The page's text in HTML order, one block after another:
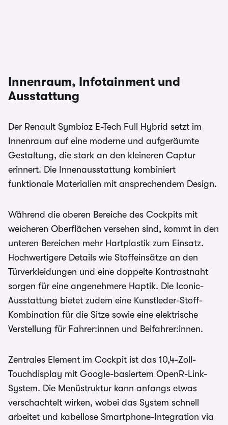
Innenraum, Infotainment und
Ausstattung
Der Renault Symbioz E-Tech Full Hybrid setzt im
Innenraum auf eine moderne und aufgeräumte
Gestaltung, die stark an den kleineren Captur
erinnert. Die Innenausstattung kombiniert
funktionale Materialien mit ansprechendem Design.
Während die oberen Bereiche des Cockpits mit
weicheren Oberflächen versehen sind, kommt in den
unteren Bereichen mehr Hartplastik zum Einsatz.
Hochwertigere Details wie Stoffeinsätze an den
Türverkleidungen und eine doppelte Kontrastnaht
sorgen für eine angenehmere Haptik. Die Iconic-
Ausstattung bietet zudem eine Kunstleder-Stoff-
Kombination für die Sitze sowie eine elektrische
Verstellung für Fahrer:innen und Beifahrer:innen.
Zentrales Element im Cockpit ist das 10,4-Zoll-
Touchdisplay mit Google-basiertem OpenR-Link-
System. Die Menüstruktur kann anfangs etwas
verschachtelt wirken, wobei das System schnell
arbeitet und kabellose Smartphone-Integration via